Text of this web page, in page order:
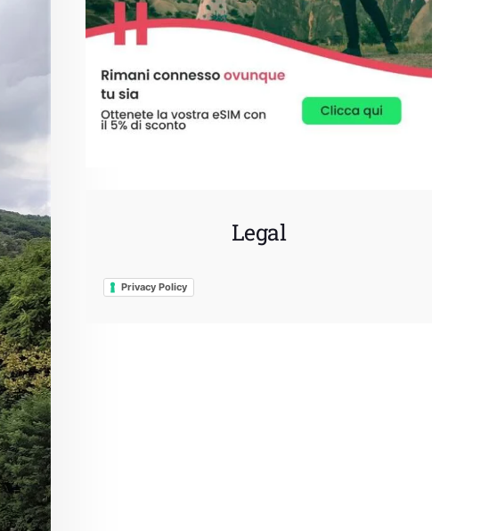
Legal
Privacy Policy